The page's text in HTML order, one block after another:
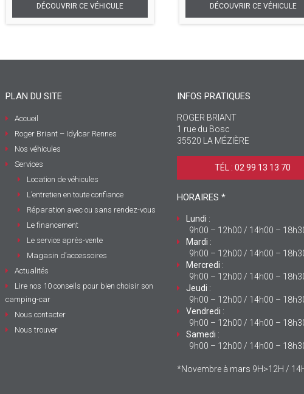
PLAN DU SITE
Accueil
Roger Briant – Idylcar Rennes
Nos véhicules
Services
Location de véhicules
L’entretien en toute confiance
Réparation avec ou sans rendez-vous
Le financement
Le service après-vente
Magasin d’accessoires
Actualités
Lire nos 10 conseils pour bien choisir son
camping-car
Nous contacter
Nous trouver
INFOS PRATIQUES
ROGER BRIANT
1 rue du Bosc
35520 LA MÉZIÈRE
TÉL : 02 99 13 13 70 ‎
HORAIRES *
Lundi :
9h00 – 12h00 / 14h00 –
Mardi :
9h00 – 12h00 / 14h00 –
Mercredi :
9h00 – 12h00 / 14h00 –
Jeudi :
9h00 – 12h00 / 14h00 –
Vendredi :
9h00 – 12h00 / 14h00 –
Samedi :
9h00 – 12h00 / 14h00 –
*Novembre à mars 9H>12H /